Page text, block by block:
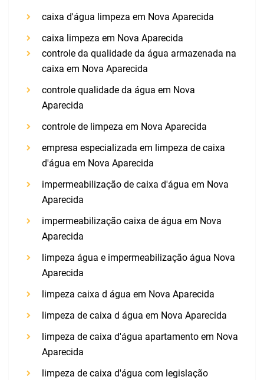
caixa d'água limpeza em Nova Aparecida
caixa limpeza em Nova Aparecida
controle da qualidade da água armazenada na
caixa em Nova Aparecida
controle qualidade da água em Nova
Aparecida
controle de limpeza em Nova Aparecida
empresa especializada em limpeza de caixa
d'água em Nova Aparecida
impermeabilização de caixa d'água em Nova
Aparecida
impermeabilização caixa de água em Nova
Aparecida
limpeza água e impermeabilização água Nova
Aparecida
limpeza caixa d água em Nova Aparecida
limpeza de caixa d água em Nova Aparecida
limpeza de caixa d'água apartamento em Nova
Aparecida
limpeza de caixa d'água com legislação